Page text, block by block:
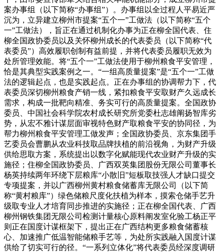
案办事组（以下简称“办事组”）。办事组以全过程人平易近严
沉为，立异建立柳州市提案“五个一”工做法（以下简称“五个
一”工做法），旨正在通过机制化办事为正在柳全国代表、住
柳全国政协委员以及关怀柳州成长的代表委员（以下简称“代
表委员”）高效履职创制有益前提，并将代表委员履职无效为
处所管理效能。将“五个一”工做法使用于柳州粮食平安管理，
恰是其典型实践案例之一。“一组高质量提案”是“五个一”工做
法的逻辑起点，也是实践起点。正在办事组的协调帮力下，代
表委员深切柳州粮食产销一线，紧扣粮食平安取财产久远成长
需求，构成一批靶向精准、务实可行的高质量提案。全国政协
委员、中国社会科学院农村成长研究所党委杜志雄阐扬智库劣
势，从宏不雅计谋层面审视特色财产取粮食平安的协同径，为
帮力柳州粮食平安管理工做发声；全国政协委员、京东集团手
艺委员会曹鹏从农业科技取品牌扶植的前沿视角，为财产升级
供给思取方案，系统提出以数字化赋能现代农业财产升级的实
施径；住柳全国政协委员、广西双英集团股份无限公司董事长
杨英持续两年环绕下层粮库“小散旧”短板取技强人才缺口提交
专项提案，并以广西柳州黄村粮食储蓄库无限公司（以下简
称“黄村粮库”）绿色储粮尺度化扶植为样本，摸索仓储手艺升
级取专业人才培育同步推进的实施径；正在柳全国代表、广西
柳州钢铁集团无限公司检测计量核心原料阐发室化验工杨正平
则正在国度计谋框架下，提出正在广西结构更多粮食储蓄核
心、加速推广低温智能储粮手艺等，为处所实践融入国度计谋
供给了切实可行的径。“一系列立体化”将代表委员经深度调研